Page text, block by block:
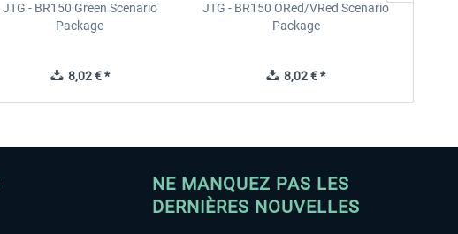
JTG - BR150 Green Scenario
Package
8,02 € *
JTG - BR150 ORed/VRed Scenario
Package
8,02 € *
NE MANQUEZ PAS LES
DERNIÈRES NOUVELLES